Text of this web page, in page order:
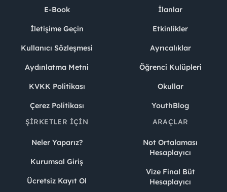
E-Book
İletişime Geçin
Kullanıcı Sözleşmesi
Aydınlatma Metni
KVKK Politikası
Çerez Politikası
İlanlar
Etkinlikler
Ayrıcalıklar
Öğrenci Kulüpleri
Okullar
YouthBlog
ŞIRKETLER İÇIN
Neler Yaparız?
Kurumsal Giriş
Ücretsiz Kayıt Ol
ARAÇLAR
Not Ortalaması
Hesaplayıcı
Vize Final Büt
Hesaplayıcı